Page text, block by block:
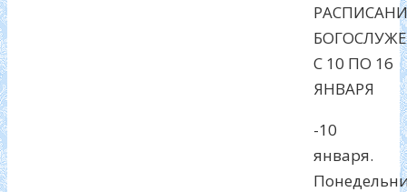
С 10 ПО 16
ЯНВАРЯ
-10
января.